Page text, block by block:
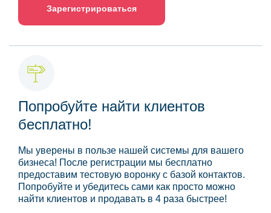
Зарегистрироваться
Попробуйте найти клиентов
бесплатно!
Мы уверены в пользе нашей системы для вашего
бизнеса! После регистрации мы бесплатно
предоставим тестовую воронку с базой контактов.
Попробуйте и убедитесь сами как просто можно
найти клиентов и продавать в 4 раза быстрее!